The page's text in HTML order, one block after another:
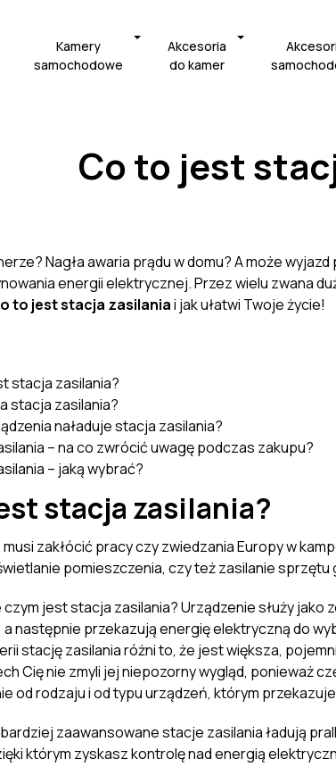
Kamery
samochodowe
Akcesoria
do kamer
Co to jest
Nagła awaria prądu w domu? A może
energii elektrycznej. Przez wielu zwana
to jest stacja zasilaniai jak ułatwi Twoje życie!
stacja zasilania?
stacja zasilania?
naładuje stacja zasilania?
– na co zwrócić uwagę podczas zakupu?
– jaką wybrać?
stacja zasilania?
musi zakłócić pracy czy zwiedzania Europy w
pomieszczenia, czy też zasilanie
czym jest stacja zasilania? Urządzenie służy
a następnie przekazują energię elektryczną do
stację zasilania różni to, że jest większa,
Cię nie zmyli jej niepozorny wygląd, ponieważ
od rodzaju i od typu urządzeń, którym
zaawansowane stacje zasilania ładują
którym zyskasz kontrolę nad energią